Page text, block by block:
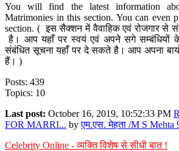
You will find the latest information
Matrimonies in this section. You can even
section. ( इस सैक्शन में वैवाहिक एवं रोजगार से
है। आप यहाँ पर स्वयं एवं अपने सगे सम्बंधियों
संबंधित सूचना यहाँ पर दे सकते है। आप अपना
हैं। )
Posts: 439
Topics: 10
Last post: October 16, 2019, 10:52:33 PM
FOR MARRI... byएम.एस. मेहता /M S Mehta
Celebrity Online - व्यक्ति विशेष से सीधी बात !